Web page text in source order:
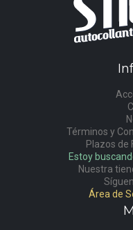
Términos y
Plazos de
Estoy
Nuestra
Área de